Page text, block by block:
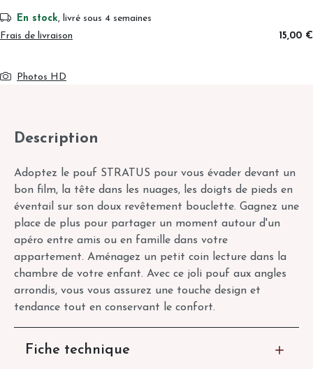
En stock, livré sous 4 semaines
Frais de livraison
15,00 €
Photos HD
Description
Adoptez le pouf STRATUS pour vous évader devant un
bon film, la tête dans les nuages, les doigts de pieds en
éventail sur son doux revêtement bouclette. Gagnez une
place de plus pour partager un moment autour d'un
apéro entre amis ou en famille dans votre
appartement. Aménagez un petit coin lecture dans la
chambre de votre enfant. Avec ce joli pouf aux angles
arrondis, vous vous assurez une touche design et
tendance tout en conservant le confort.
Fiche technique